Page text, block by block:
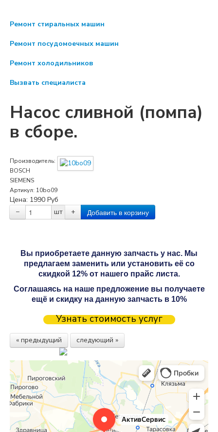
Ремонт стиральных машин
Ремонт посудомоечных машин
Ремонт холодильников
Вызвать специалиста
Насос сливной (помпа)
в сборе.
Производитель:
BOSCH
SIEMENS
Артикул: 10bo09
Цена: 1990 Руб
−
шт +
Вы приобретаете данную запчасть у нас. Мы
предлагаем заменить или установить её со
скидкой 12% от нашего прайс листа.
Соглашаясь на наше предложение вы получаете
ещё и скидку на данную запчасть в 10%
Узнать стоимость услуг
« предыдущий следующий »